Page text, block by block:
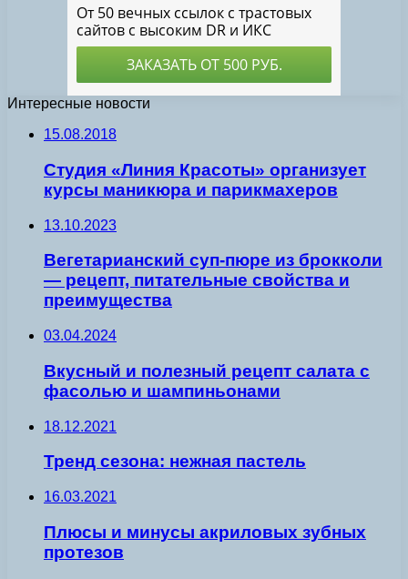
Интересные новости
15.08.2018
Студия «Линия Красоты» организует
курсы маникюра и парикмахеров
13.10.2023
Вегетарианский суп-пюре из брокколи
— рецепт, питательные свойства и
преимущества
03.04.2024
Вкусный и полезный рецепт салата с
фасолью и шампиньонами
18.12.2021
Тренд сезона: нежная пастель
16.03.2021
Плюсы и минусы акриловых зубных
протезов